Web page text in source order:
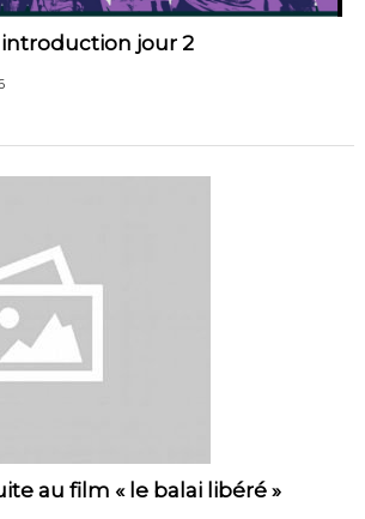
introduction jour 2
au film « le balai libéré »